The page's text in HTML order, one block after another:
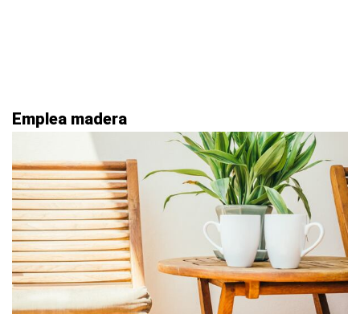
Emplea madera